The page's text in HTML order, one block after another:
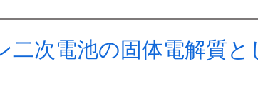
次電池の固体電解質